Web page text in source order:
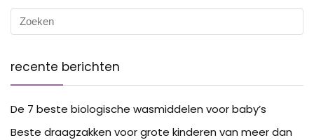
recente berichten
De 7 beste biologische wasmiddelen voor baby’s
Beste draagzakken voor grote kinderen van meer dan